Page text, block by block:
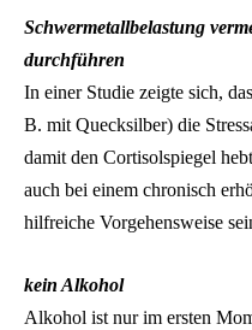
Schwermetallbelastung
durchführen
In einer Studie zeigte sich,
B. mit Quecksilber) die
damit den Cortisolspiegel
auch bei einem chronisch
hilfreiche Vorgehensweise
kein Alkohol
Alkohol ist nur im ersten